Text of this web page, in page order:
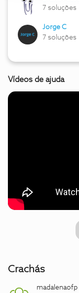
7 soluções
Jorge C
7 soluções
Vídeos de ajuda
Crachás
madalenaofp